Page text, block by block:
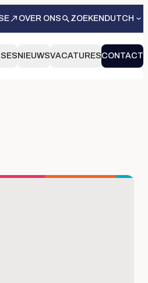
OVER ONS ZOEKEN DUTCH
NIEUWSVACATURESCONTACT